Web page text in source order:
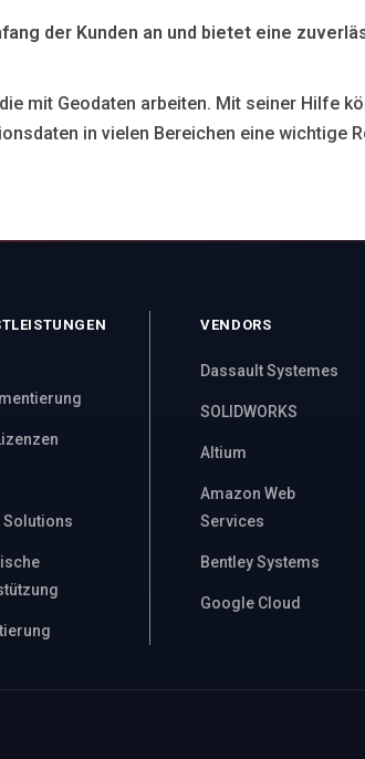
der Kunden an und bietet eine
mit Geodaten arbeiten. Mit seiner Hilfe
in vielen Bereichen eine wichtige
Solutions
VENDORS
Dassault Systemes
SOLIDWORKS
Altium
Amazon Web
Services
Bentley Systems
Google Cloud